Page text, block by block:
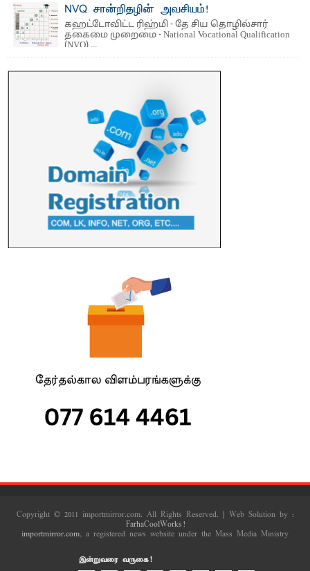
NVQ சான்றிதழின் அவசியம்!
கஹட்டோவிட்ட ரிஹ்மி - தே சிய தொழில்சார்
தகைமை முறைமை - National Vocational Qualification
(NVQ) ...
Copyright © 2011 importmirror.com. All Rights Reserved. | Web Solution by :
FarhaCoolWorks!
importmirror.com, a registered news website under the Mass Media Ministry
இன்றுவரை வருகை!